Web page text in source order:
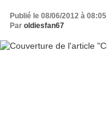
Publié le 08/06/2012 à 08:05
Par oldiesfan67